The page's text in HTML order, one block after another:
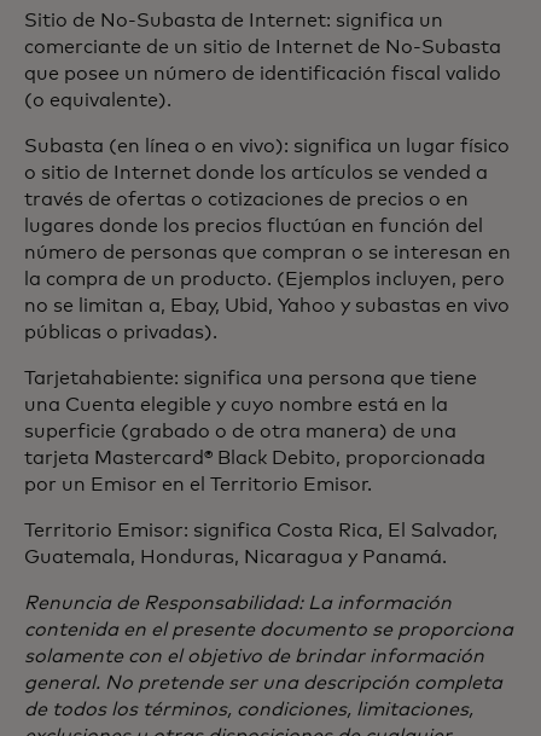
Sitio de No-Subasta de Internet: significa un
comerciante de un sitio de Internet de No-Subasta
que posee un número de identificación fiscal valido
(o equivalente).
Subasta (en línea o en vivo): significa un lugar físico
o sitio de Internet donde los artículos se vended a
través de ofertas o cotizaciones de precios o en
lugares donde los precios fluctúan en función del
número de personas que compran o se interesan en
la compra de un producto. (Ejemplos incluyen, pero
no se limitan a, Ebay, Ubid, Yahoo y subastas en vivo
públicas o privadas).
Tarjetahabiente: significa una persona que tiene
una Cuenta elegible y cuyo nombre está en la
superficie (grabado o de otra manera) de una
tarjeta Mastercard® Black Debito, proporcionada
por un Emisor en el Territorio Emisor.
Territorio Emisor: significa Costa Rica, El Salvador,
Guatemala, Honduras, Nicaragua y Panamá.
Renuncia de Responsabilidad: La información
contenida en el presente documento se proporciona
solamente con el objetivo de brindar información
general. No pretende ser una descripción completa
de todos los términos, condiciones, limitaciones,